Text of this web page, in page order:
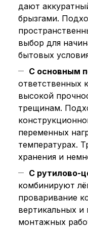
дают
брызгами.
выбор для
бытовых
С основным
ответственных
высокой
трещинам.
переменных
температурах.
хранения и
С рутилово-
комбинируют
проваривание
вертикальных
монтажных